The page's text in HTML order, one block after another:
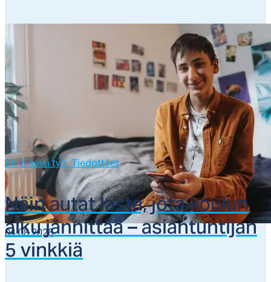
04.08.2026
Ehkäisevä työ,Tiedotteet
Näin au­tat las­ta, jo­ta kou­lun
al­ku jän­nit­tää – asian­tun­ti­jan
5 vink­kiä